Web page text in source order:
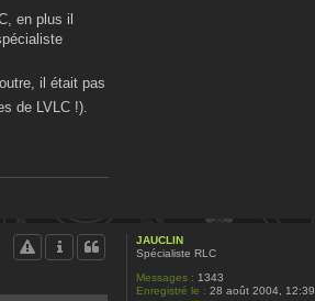
en plus il
il était pas
de LVLC !).
JAUCLIN
Spécialiste RLC
Messages : 1343
Enregistré le : 28 août 2004, 12:39